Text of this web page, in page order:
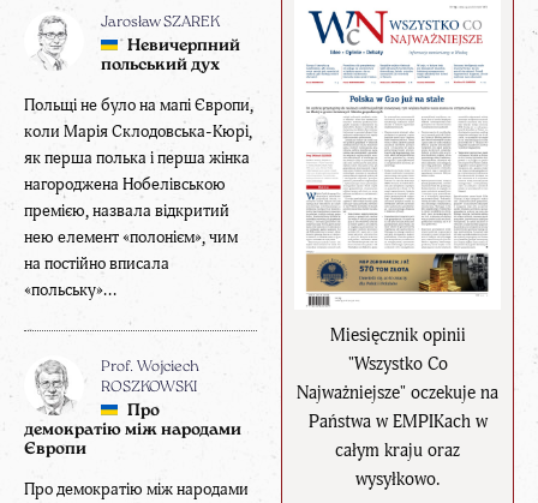
Miesięcznik opinii
"Wszystko Co
Najważniejsze" oczekuje na
Państwa w EMPIKach w
całym kraju oraz
wysyłkowo.
Jarosław SZAREK
Невичерпний
польський дух
Польщі не було на мапі Європи,
коли Марія Склодовська-Кюрі,
як перша полька і перша жінка
нагороджена Нобелівською
премією, назвала відкритий
нею елемент «полонієм», чим
на постійно вписала
«польську»...
Prof. Wojciech
ROSZKOWSKI
Про
демократію між народами
Європи
Про демократію між народами